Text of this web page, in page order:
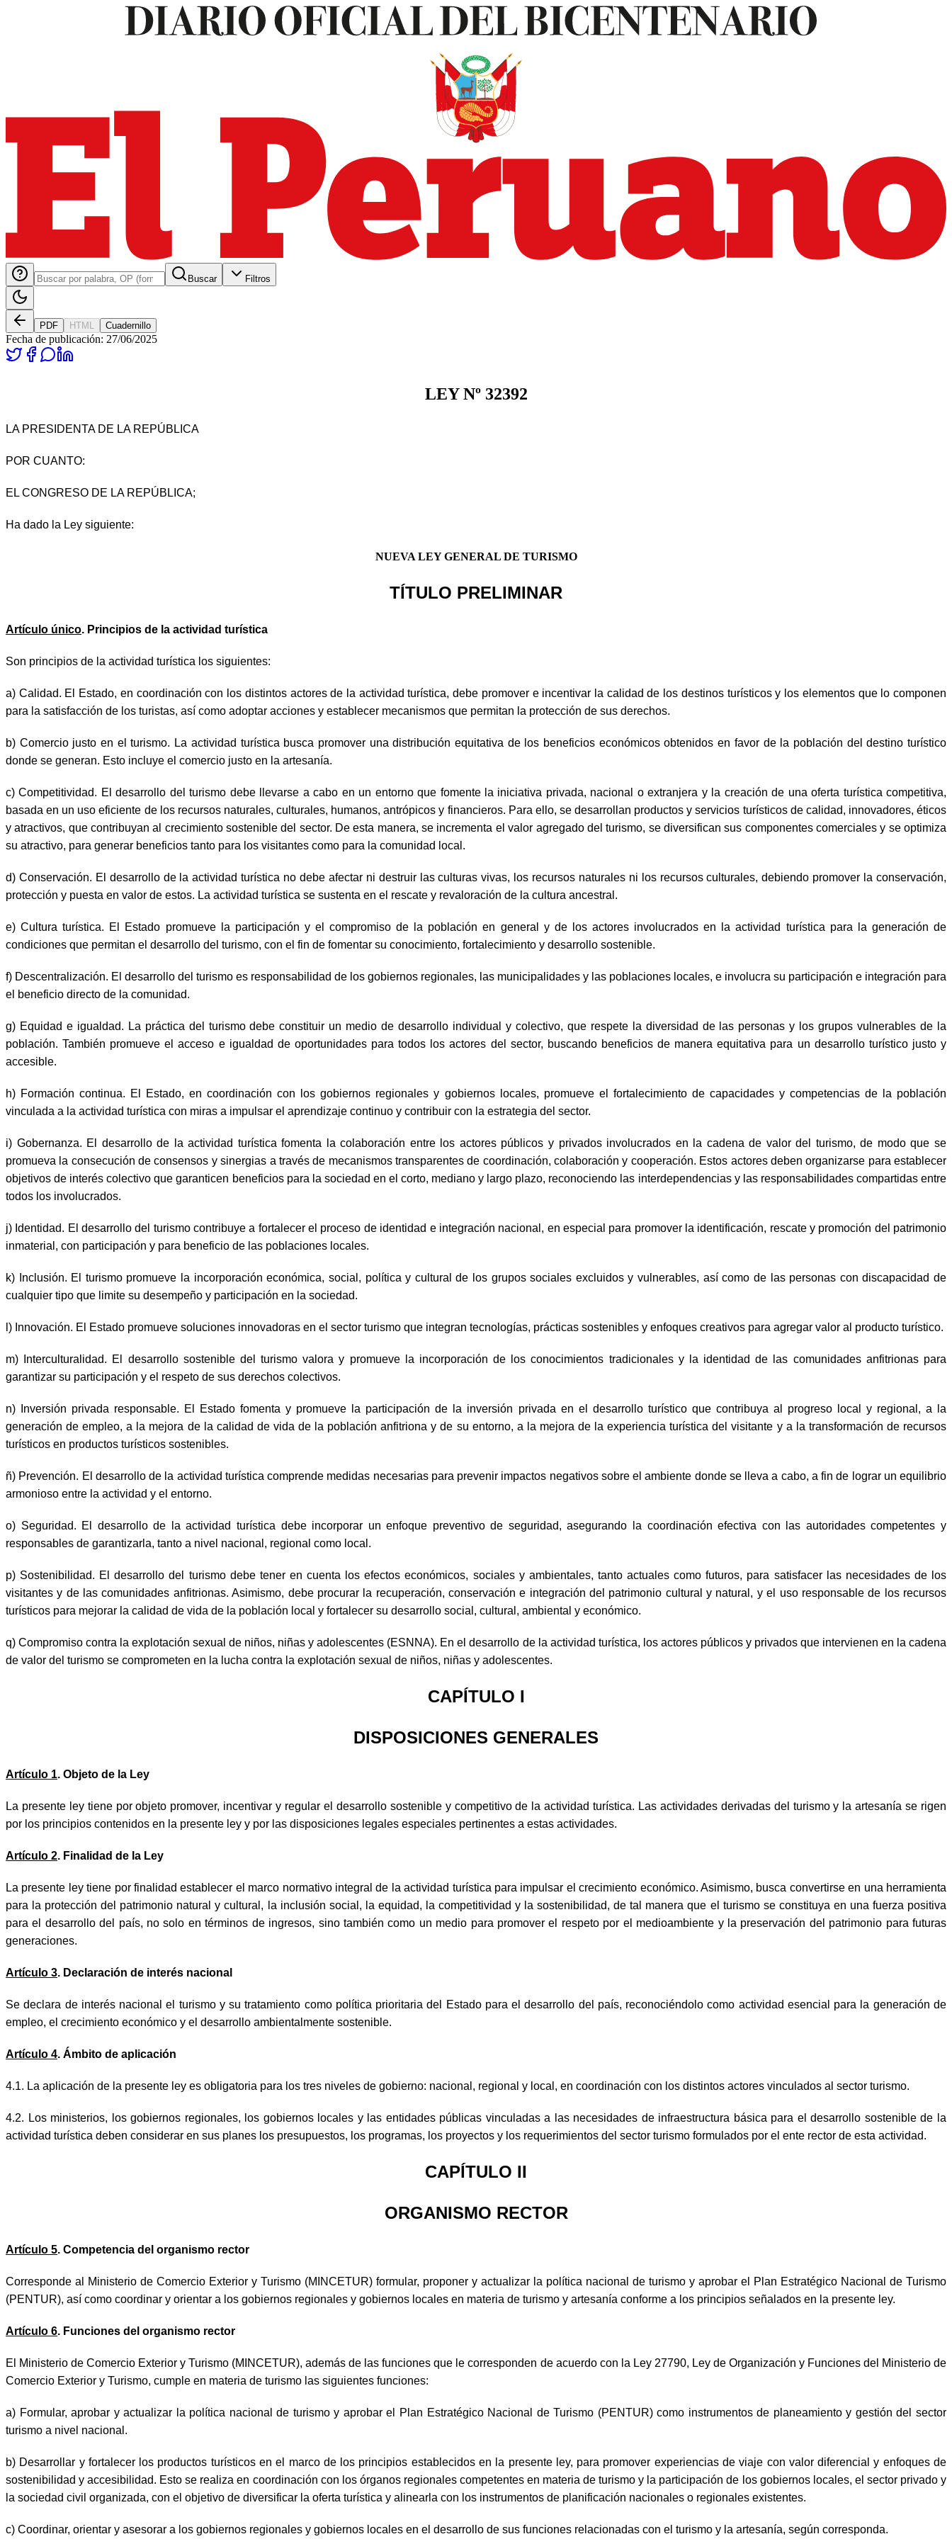
Buscar Filtros
PDF HTML Cuadernillo
Fecha de publicación: 27/06/2025
LEY Nº 32392
LA PRESIDENTA DE LA REPÚBLICA
POR CUANTO:
EL CONGRESO DE LA REPÚBLICA;
Ha dado la Ley siguiente:
NUEVA LEY GENERAL DE TURISMO
TÍTULO PRELIMINAR
Artículo único. Principios de la actividad turística
Son principios de la actividad turística los siguientes:
a) Calidad. El Estado, en coordinación con los distintos actores de la actividad turística, debe promover e incentivar la calidad de los destinos turísticos y los elementos que lo componen
para la satisfacción de los turistas, así como adoptar acciones y establecer mecanismos que permitan la protección de sus derechos.
b) Comercio justo en el turismo. La actividad turística busca promover una distribución equitativa de los beneficios económicos obtenidos en favor de la población del destino turístico
donde se generan. Esto incluye el comercio justo en la artesanía.
c) Competitividad. El desarrollo del turismo debe llevarse a cabo en un entorno que fomente la iniciativa privada, nacional o extranjera y la creación de una oferta turística competitiva,
basada en un uso eficiente de los recursos naturales, culturales, humanos, antrópicos y financieros. Para ello, se desarrollan productos y servicios turísticos de calidad, innovadores, éticos
y atractivos, que contribuyan al crecimiento sostenible del sector. De esta manera, se incrementa el valor agregado del turismo, se diversifican sus componentes comerciales y se optimiza
su atractivo, para generar beneficios tanto para los visitantes como para la comunidad local.
d) Conservación. El desarrollo de la actividad turística no debe afectar ni destruir las culturas vivas, los recursos naturales ni los recursos culturales, debiendo promover la conservación,
protección y puesta en valor de estos. La actividad turística se sustenta en el rescate y revaloración de la cultura ancestral.
e) Cultura turística. El Estado promueve la participación y el compromiso de la población en general y de los actores involucrados en la actividad turística para la generación de
condiciones que permitan el desarrollo del turismo, con el fin de fomentar su conocimiento, fortalecimiento y desarrollo sostenible.
f) Descentralización. El desarrollo del turismo es responsabilidad de los gobiernos regionales, las municipalidades y las poblaciones locales, e involucra su participación e integración para
el beneficio directo de la comunidad.
g) Equidad e igualdad. La práctica del turismo debe constituir un medio de desarrollo individual y colectivo, que respete la diversidad de las personas y los grupos vulnerables de la
población. También promueve el acceso e igualdad de oportunidades para todos los actores del sector, buscando beneficios de manera equitativa para un desarrollo turístico justo y
accesible.
h) Formación continua. El Estado, en coordinación con los gobiernos regionales y gobiernos locales, promueve el fortalecimiento de capacidades y competencias de la población
vinculada a la actividad turística con miras a impulsar el aprendizaje continuo y contribuir con la estrategia del sector.
i) Gobernanza. El desarrollo de la actividad turística fomenta la colaboración entre los actores públicos y privados involucrados en la cadena de valor del turismo, de modo que se
promueva la consecución de consensos y sinergias a través de mecanismos transparentes de coordinación, colaboración y cooperación. Estos actores deben organizarse para establecer
objetivos de interés colectivo que garanticen beneficios para la sociedad en el corto, mediano y largo plazo, reconociendo las interdependencias y las responsabilidades compartidas entre
todos los involucrados.
j) Identidad. El desarrollo del turismo contribuye a fortalecer el proceso de identidad e integración nacional, en especial para promover la identificación, rescate y promoción del patrimonio
inmaterial, con participación y para beneficio de las poblaciones locales.
k) Inclusión. El turismo promueve la incorporación económica, social, política y cultural de los grupos sociales excluidos y vulnerables, así como de las personas con discapacidad de
cualquier tipo que limite su desempeño y participación en la sociedad.
l) Innovación. El Estado promueve soluciones innovadoras en el sector turismo que integran tecnologías, prácticas sostenibles y enfoques creativos para agregar valor al producto turístico.
m) Interculturalidad. El desarrollo sostenible del turismo valora y promueve la incorporación de los conocimientos tradicionales y la identidad de las comunidades anfitrionas para
garantizar su participación y el respeto de sus derechos colectivos.
n) Inversión privada responsable. El Estado fomenta y promueve la participación de la inversión privada en el desarrollo turístico que contribuya al progreso local y regional, a la
generación de empleo, a la mejora de la calidad de vida de la población anfitriona y de su entorno, a la mejora de la experiencia turística del visitante y a la transformación de recursos
turísticos en productos turísticos sostenibles.
ñ) Prevención. El desarrollo de la actividad turística comprende medidas necesarias para prevenir impactos negativos sobre el ambiente donde se lleva a cabo, a fin de lograr un equilibrio
armonioso entre la actividad y el entorno.
o) Seguridad. El desarrollo de la actividad turística debe incorporar un enfoque preventivo de seguridad, asegurando la coordinación efectiva con las autoridades competentes y
responsables de garantizarla, tanto a nivel nacional, regional como local.
p) Sostenibilidad. El desarrollo del turismo debe tener en cuenta los efectos económicos, sociales y ambientales, tanto actuales como futuros, para satisfacer las necesidades de los
visitantes y de las comunidades anfitrionas. Asimismo, debe procurar la recuperación, conservación e integración del patrimonio cultural y natural, y el uso responsable de los recursos
turísticos para mejorar la calidad de vida de la población local y fortalecer su desarrollo social, cultural, ambiental y económico.
q) Compromiso contra la explotación sexual de niños, niñas y adolescentes (ESNNA). En el desarrollo de la actividad turística, los actores públicos y privados que intervienen en la cadena
de valor del turismo se comprometen en la lucha contra la explotación sexual de niños, niñas y adolescentes.
CAPÍTULO I
DISPOSICIONES GENERALES
Artículo 1. Objeto de la Ley
La presente ley tiene por objeto promover, incentivar y regular el desarrollo sostenible y competitivo de la actividad turística. Las actividades derivadas del turismo y la artesanía se rigen
por los principios contenidos en la presente ley y por las disposiciones legales especiales pertinentes a estas actividades.
Artículo 2. Finalidad de la Ley
La presente ley tiene por finalidad establecer el marco normativo integral de la actividad turística para impulsar el crecimiento económico. Asimismo, busca convertirse en una herramienta
para la protección del patrimonio natural y cultural, la inclusión social, la equidad, la competitividad y la sostenibilidad, de tal manera que el turismo se constituya en una fuerza positiva
para el desarrollo del país, no solo en términos de ingresos, sino también como un medio para promover el respeto por el medioambiente y la preservación del patrimonio para futuras
generaciones.
Artículo 3. Declaración de interés nacional
Se declara de interés nacional el turismo y su tratamiento como política prioritaria del Estado para el desarrollo del país, reconociéndolo como actividad esencial para la generación de
empleo, el crecimiento económico y el desarrollo ambientalmente sostenible.
Artículo 4. Ámbito de aplicación
4.1. La aplicación de la presente ley es obligatoria para los tres niveles de gobierno: nacional, regional y local, en coordinación con los distintos actores vinculados al sector turismo.
4.2. Los ministerios, los gobiernos regionales, los gobiernos locales y las entidades públicas vinculadas a las necesidades de infraestructura básica para el desarrollo sostenible de la
actividad turística deben considerar en sus planes los presupuestos, los programas, los proyectos y los requerimientos del sector turismo formulados por el ente rector de esta actividad.
CAPÍTULO II
ORGANISMO RECTOR
Artículo 5. Competencia del organismo rector
Corresponde al Ministerio de Comercio Exterior y Turismo (MINCETUR) formular, proponer y actualizar la política nacional de turismo y aprobar el Plan Estratégico Nacional de Turismo
(PENTUR), así como coordinar y orientar a los gobiernos regionales y gobiernos locales en materia de turismo y artesanía conforme a los principios señalados en la presente ley.
Artículo 6. Funciones del organismo rector
El Ministerio de Comercio Exterior y Turismo (MINCETUR), además de las funciones que le corresponden de acuerdo con la Ley 27790, Ley de Organización y Funciones del Ministerio de
Comercio Exterior y Turismo, cumple en materia de turismo las siguientes funciones:
a) Formular, aprobar y actualizar la política nacional de turismo y aprobar el Plan Estratégico Nacional de Turismo (PENTUR) como instrumentos de planeamiento y gestión del sector
turismo a nivel nacional.
b) Desarrollar y fortalecer los productos turísticos en el marco de los principios establecidos en la presente ley, para promover experiencias de viaje con valor diferencial y enfoques de
sostenibilidad y accesibilidad. Esto se realiza en coordinación con los órganos regionales competentes en materia de turismo y la participación de los gobiernos locales, el sector privado y
la sociedad civil organizada, con el objetivo de diversificar la oferta turística y alinearla con los instrumentos de planificación nacionales o regionales existentes.
c) Coordinar, orientar y asesorar a los gobiernos regionales y gobiernos locales en el desarrollo de sus funciones relacionadas con el turismo y la artesanía, según corresponda.